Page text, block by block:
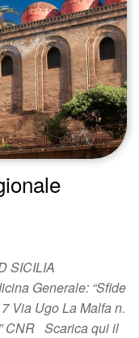
SICILIA
Generale: “Sfide
Via Ugo La Malfa n.
CNR Scarica qui il